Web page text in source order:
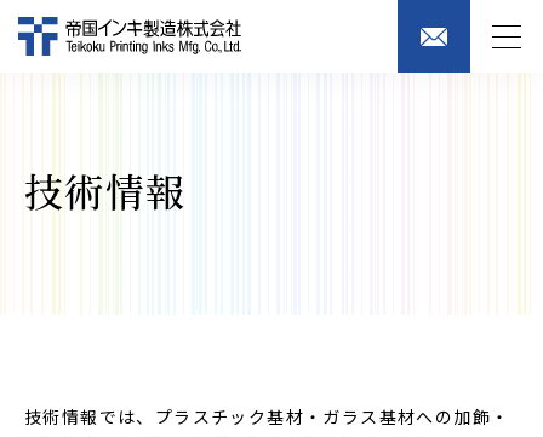
技術情報
技術情報では、プラスチック基材・ガラス基材への加飾・